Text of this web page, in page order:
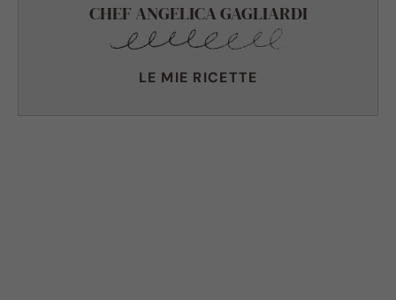
CHEF ANGELICA GAGLIARDI
LE MIE RICETTE